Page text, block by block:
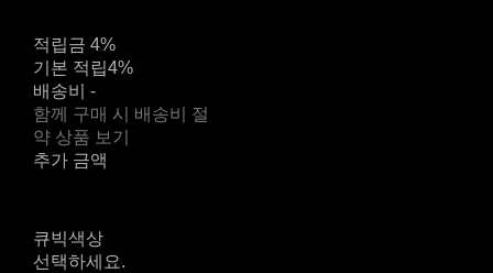
적립금 4%
기본 적립4%
배송비 -
함께 구매 시 배송비 절
약 상품 보기
추가 금액
큐빅색상
선택하세요.